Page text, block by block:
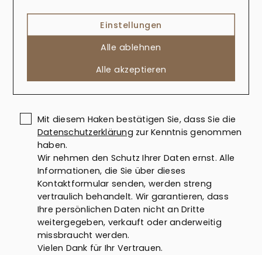
Mit diesem Haken bestätigen Sie, dass Sie die
Datenschutzerklärung zur Kenntnis genommen
haben.
Wir nehmen den Schutz Ihrer Daten ernst. Alle
Informationen, die Sie über dieses
Kontaktformular senden, werden streng
vertraulich behandelt. Wir garantieren, dass
Ihre persönlichen Daten nicht an Dritte
weitergegeben, verkauft oder anderweitig
missbraucht werden.
Vielen Dank für Ihr Vertrauen.
Einstellungen
Alle ablehnen
Alle akzeptieren